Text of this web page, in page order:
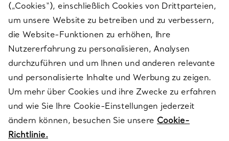
SERVICES
ÜBER TIFFANY & CO.
RECHTLICHE HINWEISE
FOLGEN SIE UNS
(„Cookies“), einschließlich Cookies von Drittparteien,
um unsere Website zu betreiben und zu verbessern,
die Website-Funktionen zu erhöhen, Ihre
Nutzererfahrung zu personalisieren, Analysen
durchzuführen und um Ihnen und anderen relevante
und personalisierte Inhalte und Werbung zu zeigen.
Um mehr über Cookies und ihre Zwecke zu erfahren
und wie Sie Ihre Cookie-Einstellungen jederzeit
ändern können, besuchen Sie unsere Cookie-
Richtlinie.